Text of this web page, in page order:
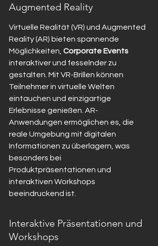
Augmented Reality
Virtuelle Realität (VR) und Augmented
Reality (AR) bieten spannende
Möglichkeiten, Corporate Events
interaktiver und fesselnder zu
gestalten. Mit VR-Brillen können
Teilnehmer in virtuelle Welten
eintauchen und einzigartige
Erlebnisse genießen. AR-
Anwendungen ermöglichen es, die
reale Umgebung mit digitalen
Informationen zu überlagern, was
besonders bei
Produktpräsentationen und
interaktiven Workshops
beeindruckend ist.
Interaktive Präsentationen und
Workshops